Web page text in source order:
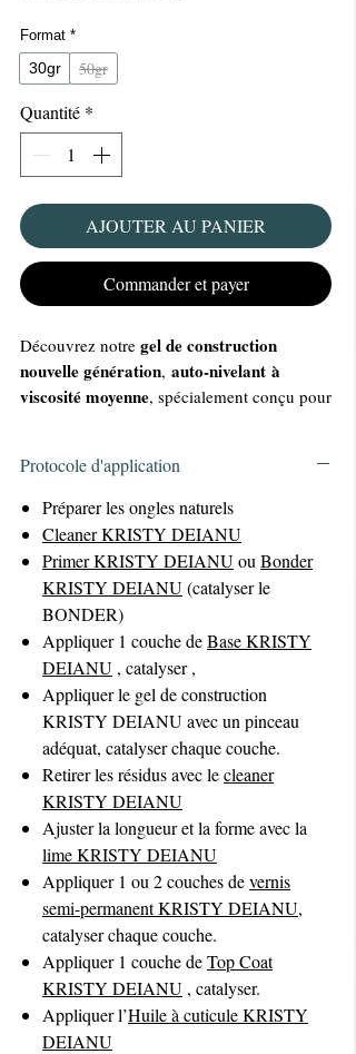
Format *
30gr 50gr
Quantité *
AJOUTER AU PANIER
Commander et payer
Découvrez notre gel de construction
nouvelle génération, auto-nivelant à
viscosité moyenne, spécialement conçu pour
Polyvalent: véritable produit
s’utilise à la fois comme
base
gel de construction.
Multi-usages: idéal pour la
construction, lemodelage, le
remplissageet legainagesur ongles
naturels, capsules ou extensions sur
chablon.
Confort d’application
mais maîtrisable permet un travail précis,
sans coulures.
Résultats durables: uneexcellente
tenue de plusieurs semaines, pour des
ongles solides et élégants.
Grâce à sa formulation équilibrée, ce gel
vous assure une application simple et un
résultat impeccable, que ce soit pour un
renforcement naturel ou pour des extensions
plus élaborées.
Protocole d'application
Préparer les ongles naturels
Cleaner KRISTY DEIANU
Primer KRISTY DEIANUou Bonder
KRISTY DEIANU(catalyser le
BONDER)
Appliquer 1 couche deBase KRISTY
DEIANU , catalyser ,
Appliquer le gel de construction
KRISTY DEIANU avec un pinceau
adéquat, catalyser chaque couche.
Retirer les résidus avec lecleaner
KRISTY DEIANU
Ajuster la longueur et la forme avec la
lime KRISTY DEIANU
Appliquer 1 ou 2 couches devernis
semi-permanent KRISTY DEIANU,
catalyser chaque couche.
Appliquer 1 couche deTop Coat
KRISTY DEIANU , catalyser.
Appliquer l’Huile à cuticule KRISTY
DEIANU